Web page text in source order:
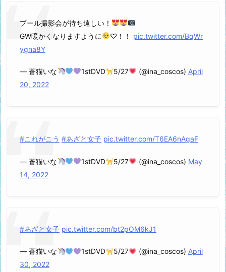
プール撮影会が待ち遠しい！
GW暖かくなりますように
♡！！ pic.twitter.com/BqWr
ygna8Y
— 蒼猫いな 1stDVD 5/27 (@ina_coscos) April
20, 2022
#これがこう #あざと女子 pic.twitter.com/T6EA6nAgaF
— 蒼猫いな 1stDVD 5/27 (@ina_coscos) May
14, 2022
#あざと女子 pic.twitter.com/bt2pOM6kJ1
— 蒼猫いな 1stDVD 5/27 (@ina_coscos) April
30, 2022